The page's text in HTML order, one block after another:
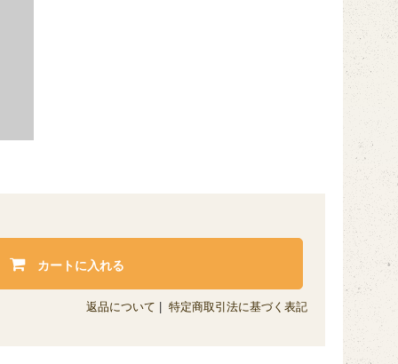
カートに入れる
返品について | 特定商取引法に基づく表記